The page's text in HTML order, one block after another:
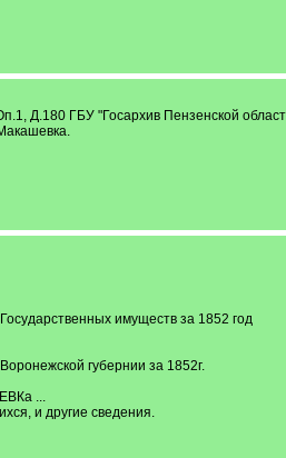
Д.180 ГБУ "Госархив Пензенской
имуществ за 1852 год
губернии за 1852г.
...
и другие сведения.